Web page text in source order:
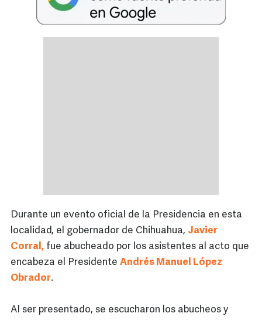
Durante un evento oficial de la Presidencia en esta
localidad, el gobernador de Chihuahua, Javier
Corral, fue abucheado por los asistentes al acto que
encabeza el Presidente Andrés Manuel López
Obrador.
Al ser presentado, se escucharon los abucheos y